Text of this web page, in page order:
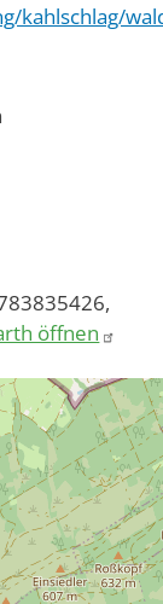
kahlschlag/
öffnen